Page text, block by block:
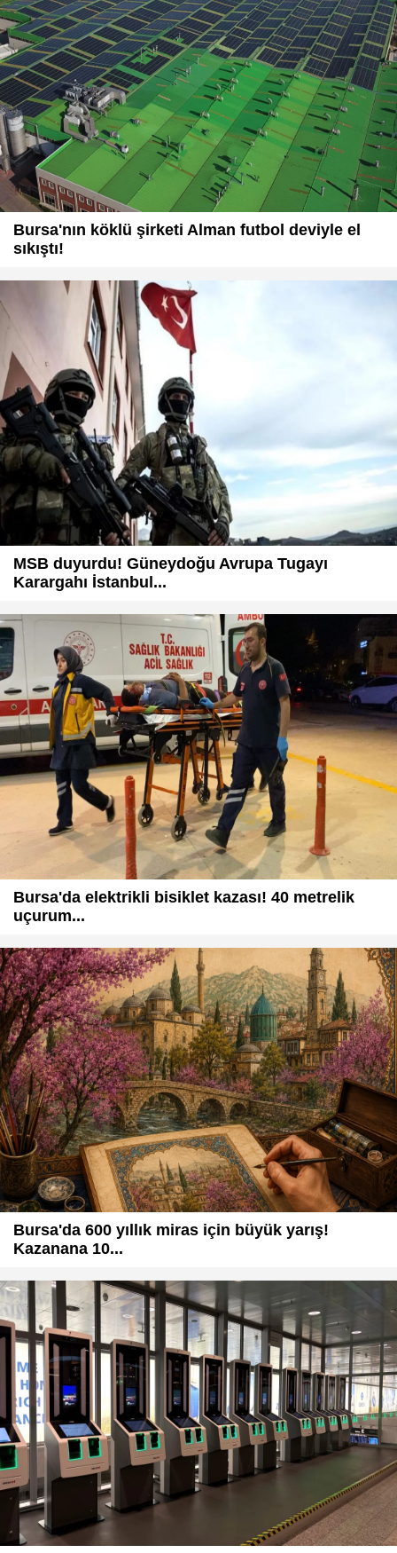
Bursa'nın köklü şirketi Alman futbol deviyle el
sıkıştı!
MSB duyurdu! Güneydoğu Avrupa Tugayı
Karargahı İstanbul...
Bursa'da elektrikli bisiklet kazası! 40 metrelik
uçurum...
Bursa'da 600 yıllık miras için büyük yarış!
Kazanana 10...